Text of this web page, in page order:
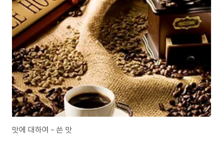
도 있다. 작품이 “욕심은 좋은 것이다” 라고 주장하고 싶었던 것인지, 촛불에
뛰어드는 날벌레처럼 탐욕에 몸을 불사르는 사람들의 후두부에 쐐기를 박아 넣
고 싶었던 것인지, 혹 그것도 아니라면 욕심과 탐욕의 미묘한 경계선을 확실하
게 그어 놓고 ..
맛에 대하여 - 쓴 맛